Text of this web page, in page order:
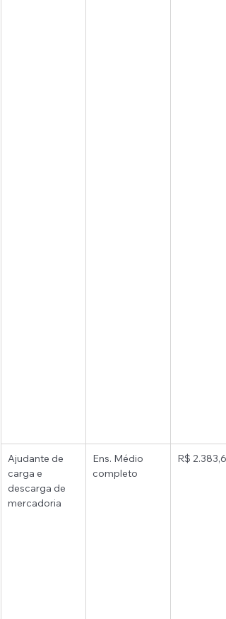
Ajudante de
carga e
descarga de
mercadoria
Ens. Médio
completo
R$